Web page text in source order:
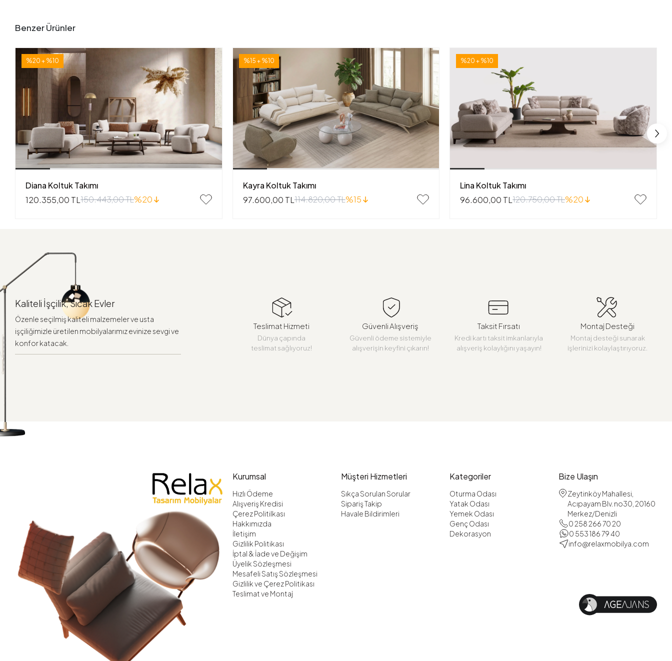
Benzer Ürünler
%20 + %10
Diana Koltuk Takımı
120.355,00 TL150.443,00 TL%20
%15 + %10
Kayra Koltuk Takımı
97.600,00 TL114.820,00 TL%15
%20 + %10
Lina Koltuk Takımı
96.600,00 TL120.750,00 TL%20
Kaliteli İşçilik, Sıcak Evler
Özenle seçilmiş kaliteli malzemeler ve usta
işçiliğimizle üretilen mobilyalarımız evinize sevgi ve
konfor katacak.
Teslimat Hizmeti
Dünya çapında
teslimat sağlıyoruz!
Güvenli Alışveriş
Güvenli ödeme sistemiyle
alışverişin keyfini çıkarın!
Taksit Fırsatı
Kredi kartı taksit imkanlarıyla
alışveriş kolaylığını yaşayın!
Montaj Desteği
Montaj desteği sunarak
işlerinizi kolaylaştırıyoruz.
Kurumsal
Hızlı Ödeme
Alışveriş Kredisi
Çerez Politilkası
Hakkımızda
İletişim
Gizlilik Politikası
İptal & İade ve Değişim
Üyelik Sözleşmesi
Mesafeli Satış Sözleşmesi
Gizlilik ve Çerez Politikası
Teslimat ve Montaj
Müşteri Hizmetleri
Sıkça Sorulan Sorular
Sipariş Takip
Havale Bildirimleri
Kategoriler
Oturma Odası
Yatak Odası
Yemek Odası
Genç Odası
Dekorasyon
Bize Ulaşın
Zeytinköy Mahallesi,
Acıpayam Blv. no30, 20160
Merkez/Denizli
0 258 266 70 20
0 553 186 79 40
info@relaxmobilya.com